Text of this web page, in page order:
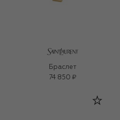
Браслет
74 850 ₽